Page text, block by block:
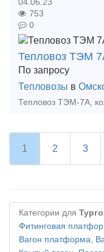
753
0
Тепловоз ТЭМ
По запросу
Тепловозы в
1 2 3
Категории для
Фитинговая
Вагон платформа,